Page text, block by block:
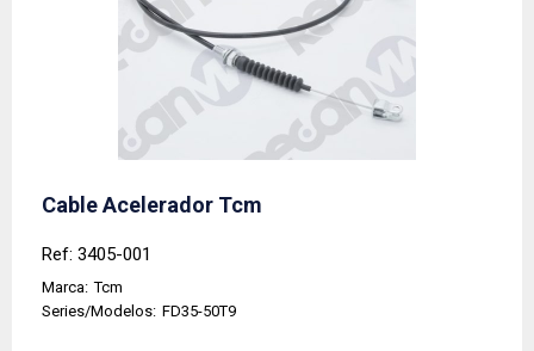
Cable Acelerador Tcm
Ref: 3405-001
Marca: Tcm
Series/Modelos: FD35-50T9